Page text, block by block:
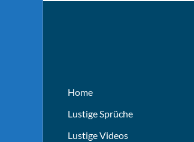
Home
Lustige Sprüche
Lustige Videos